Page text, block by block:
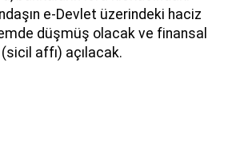
e-Devlet üzerindeki haciz
düşmüş olacak ve finansal
affı) açılacak.